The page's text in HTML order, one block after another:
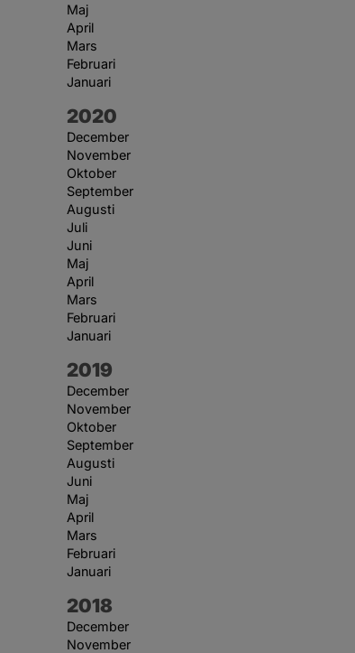
Maj
April
Mars
Februari
Januari
År:
2020
December
November
Oktober
September
Augusti
Juli
Juni
Maj
April
Mars
Februari
Januari
År:
2019
December
November
Oktober
September
Augusti
Juni
Maj
April
Mars
Februari
Januari
År:
2018
December
November